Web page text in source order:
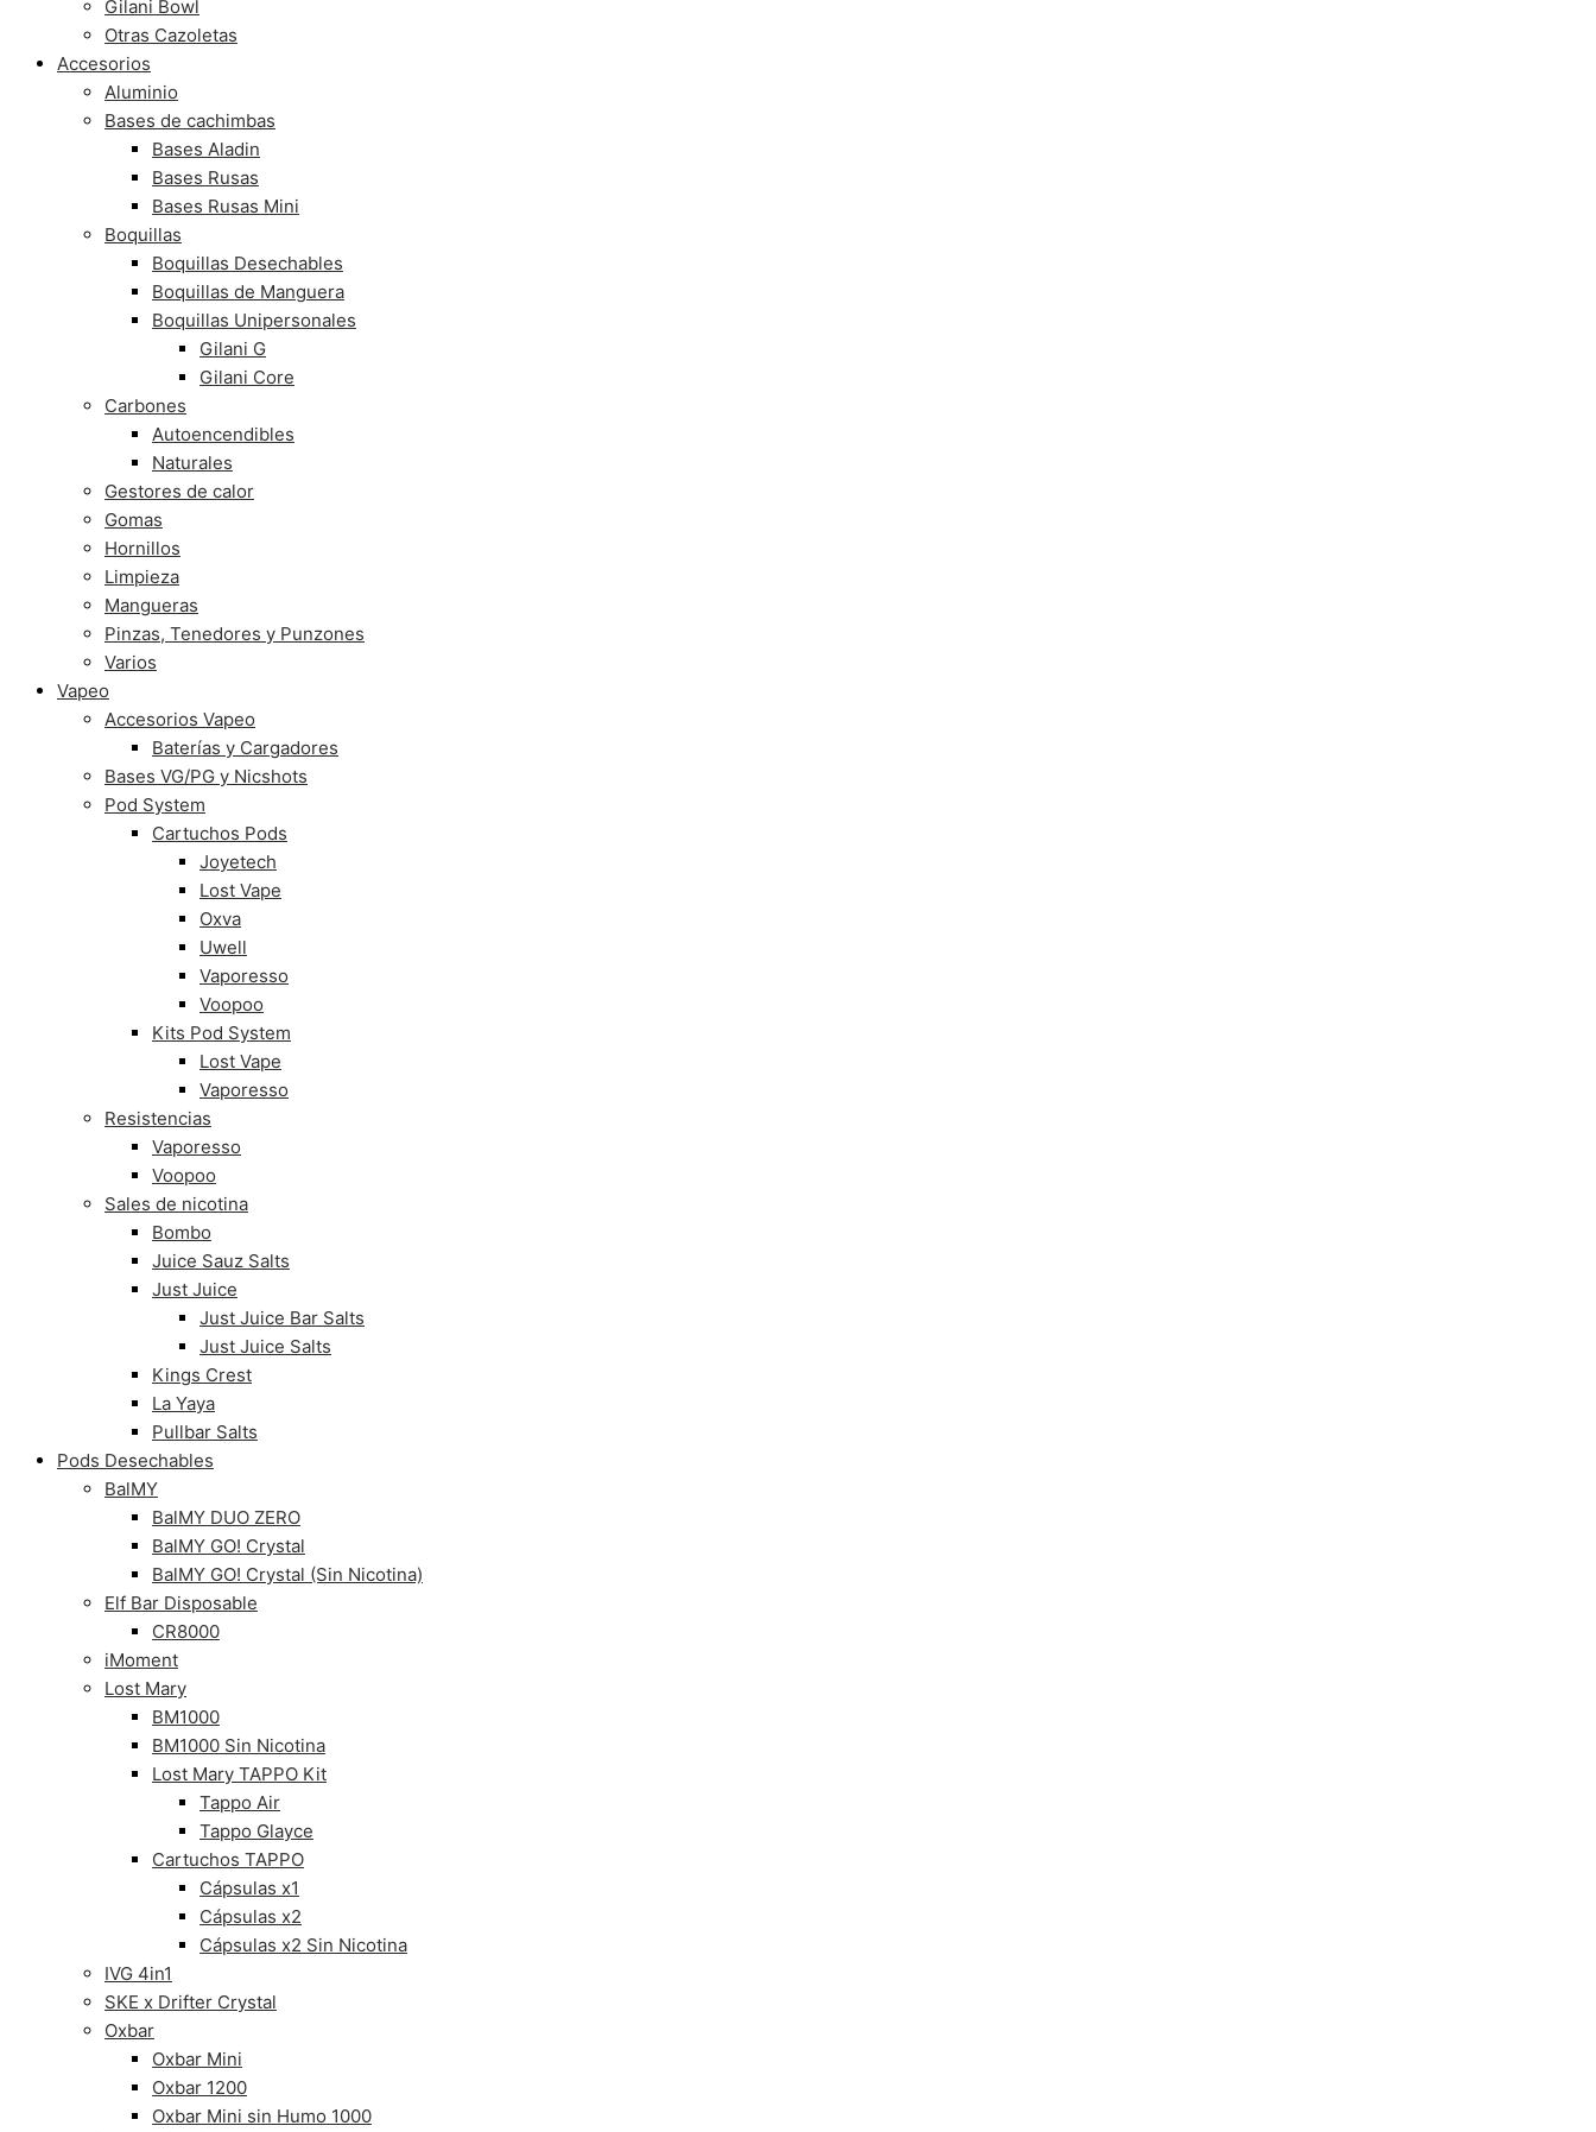
Gilani Bowl
Otras Cazoletas
Accesorios
Aluminio
Bases de cachimbas
Bases Aladin
Bases Rusas
Bases Rusas Mini
Boquillas
Boquillas Desechables
Boquillas de Manguera
Boquillas Unipersonales
Gilani G
Gilani Core
Carbones
Autoencendibles
Naturales
Gestores de calor
Gomas
Hornillos
Limpieza
Mangueras
Pinzas, Tenedores y Punzones
Varios
Vapeo
Accesorios Vapeo
Baterías y Cargadores
Bases VG/PG y Nicshots
Pod System
Cartuchos Pods
Joyetech
Lost Vape
Oxva
Uwell
Vaporesso
Voopoo
Kits Pod System
Lost Vape
Vaporesso
Resistencias
Vaporesso
Voopoo
Sales de nicotina
Bombo
Juice Sauz Salts
Just Juice
Just Juice Bar Salts
Just Juice Salts
Kings Crest
La Yaya
Pullbar Salts
Pods Desechables
BalMY
BalMY DUO ZERO
BalMY GO! Crystal
BalMY GO! Crystal (Sin Nicotina)
Elf Bar Disposable
CR8000
iMoment
Lost Mary
BM1000
BM1000 Sin Nicotina
Lost Mary TAPPO Kit
Tappo Air
Tappo Glayce
Cartuchos TAPPO
Cápsulas x1
Cápsulas x2
Cápsulas x2 Sin Nicotina
IVG 4in1
SKE x Drifter Crystal
Oxbar
Oxbar Mini
Oxbar 1200
Oxbar Mini sin Humo 1000